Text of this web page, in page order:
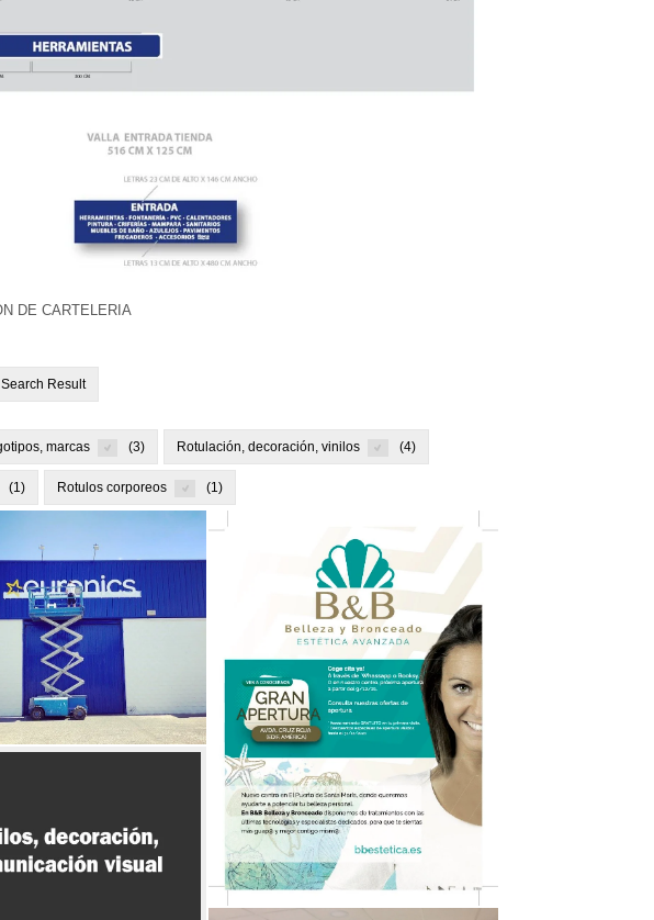
DE CARTELERIA
Search Result
marcas 3 Rotulación, decoración, vinilos 4
1 Rotulos corporeos 1